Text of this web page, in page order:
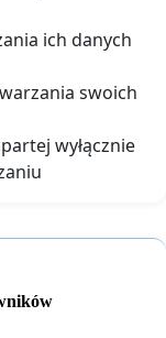
ich danych
swoich
wyłącznie